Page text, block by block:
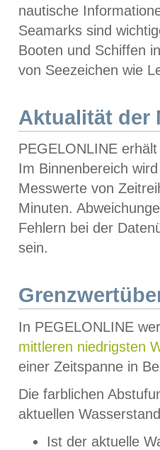
nautische
Seamarks sind
Booten und Schiffen
von Seezeichen wie
Aktualität der
PEGELONLINE
Im Binnenbereich
Messwerte von
Minuten.
Fehlern bei der
sein.
In PEGELONLINE
mittleren niedrigsten
einer Zeitspanne in
Die farblichen
aktuellen
Ist der aktuelle